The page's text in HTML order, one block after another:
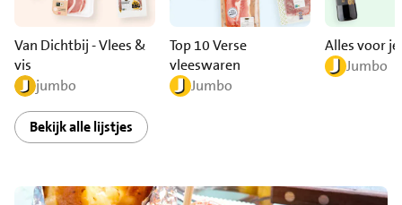
Van Dichtbij - Vlees &
vis
jumbo
Top 10 Verse
vleeswaren
Jumbo
Alles voor
Jumbo
Bekijk alle lijstjes